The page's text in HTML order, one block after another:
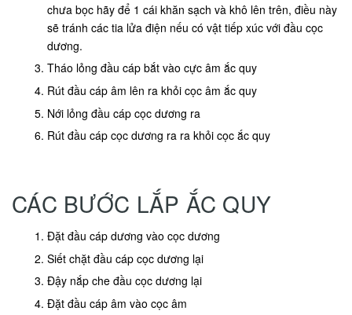
chưa bọc hãy để 1 cái khăn sạch và khô lên trên, điều này
sẽ tránh các tia lửa điện nếu có vật tiếp xúc với đầu cọc
dương.
Tháo lỏng đầu cáp bắt vào cực âm ắc quy
Rút đầu cáp âm lên ra khỏi cọc âm ắc quy
Nới lỏng đầu cáp cọc dương ra
Rút đầu cáp cọc dương ra ra khỏi cọc ắc quy
CÁC BƯỚC LẮP ẮC QUY
Đặt đầu cáp dương vào cọc dương
Siết chặt đầu cáp cọc dương lại
Đậy nắp che đầu cọc dương lại
Đặt đầu cáp âm vào cọc âm